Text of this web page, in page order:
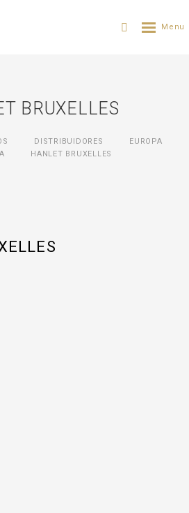
BRUXELLES
DISTRIBUIDORES
ЕUROPA
HANLET BRUXELLES